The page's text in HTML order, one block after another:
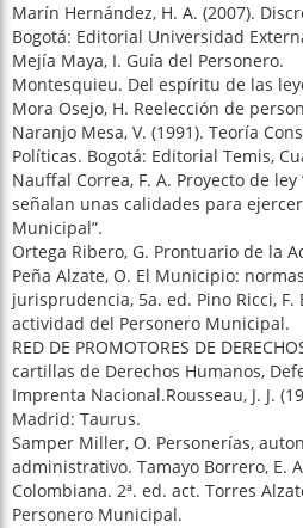
Marín Hernández, H. A. (2007).
Bogotá: Editorial Universidad
Mejía Maya, I. Guía del Personero.
Montesquieu. Del espíritu de las
Mora Osejo, H. Reelección de
Naranjo Mesa, V. (1991). Teoría
Políticas. Bogotá: Editorial Temis,
Nauffal Correa, F. A. Proyecto de
señalan unas calidades para
Municipal”.
Ortega Ribero, G. Prontuario de la
Peña Alzate, O. El Municipio:
jurisprudencia, 5a. ed. Pino Ricci, F.
actividad del Personero Municipal.
RED DE PROMOTORES DE
cartillas de Derechos Humanos,
Imprenta Nacional.Rousseau, J. J.
Madrid: Taurus.
Samper Miller, O. Personerías,
administrativo. Tamayo Borrero, E.
Colombiana. 2ª. ed. act. Torres
Personero Municipal.